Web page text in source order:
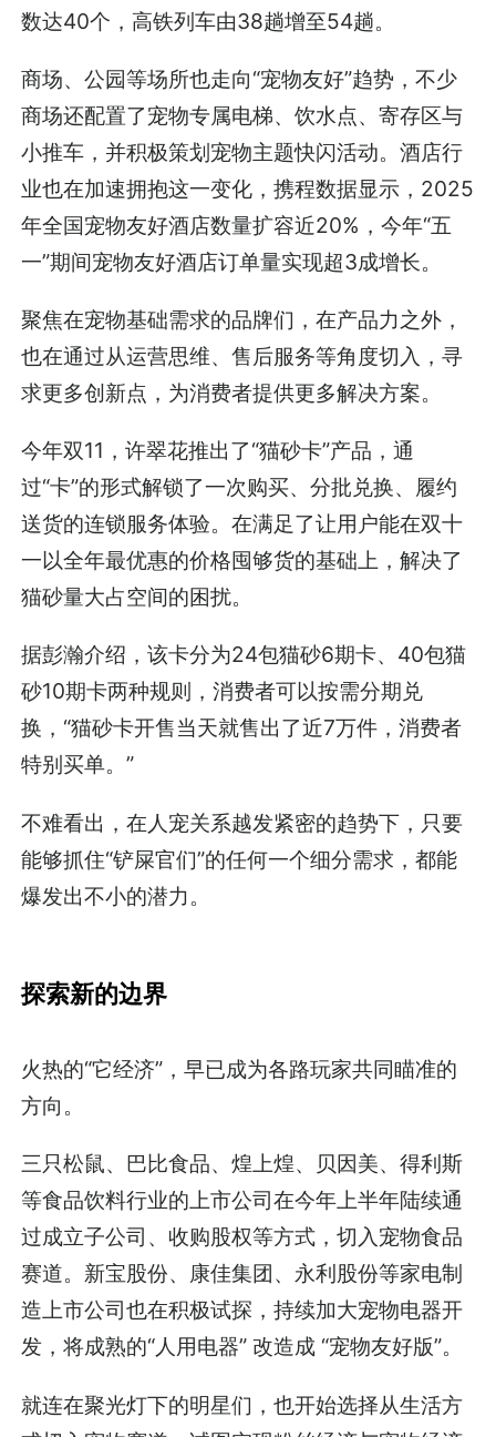
数达40个，高铁列车由38趟增至54趟。
商场、公园等场所也走向“宠物友好”趋势，不少
商场还配置了宠物专属电梯、饮水点、寄存区与
小推车，并积极策划宠物主题快闪活动。酒店行
业也在加速拥抱这一变化，携程数据显示，2025
年全国宠物友好酒店数量扩容近20%，今年“五
一”期间宠物友好酒店订单量实现超3成增长。
聚焦在宠物基础需求的品牌们，在产品力之外，
也在通过从运营思维、售后服务等角度切入，寻
求更多创新点，为消费者提供更多解决方案。
今年双11，许翠花推出了“猫砂卡”产品，通
过“卡”的形式解锁了一次购买、分批兑换、履约
送货的连锁服务体验。在满足了让用户能在双十
一以全年最优惠的价格囤够货的基础上，解决了
猫砂量大占空间的困扰。
据彭瀚介绍，该卡分为24包猫砂6期卡、40包猫
砂10期卡两种规则，消费者可以按需分期兑
换，“猫砂卡开售当天就售出了近7万件，消费者
特别买单。”
不难看出，在人宠关系越发紧密的趋势下，只要
能够抓住“铲屎官们”的任何一个细分需求，都能
爆发出不小的潜力。
探索新的边界
火热的“它经济”，早已成为各路玩家共同瞄准的
方向。
三只松鼠、巴比食品、煌上煌、贝因美、得利斯
等食品饮料行业的上市公司在今年上半年陆续通
过成立子公司、收购股权等方式，切入宠物食品
赛道。新宝股份、康佳集团、永利股份等家电制
造上市公司也在积极试探，持续加大宠物电器开
发，将成熟的“人用电器” 改造成 “宠物友好版”。
就连在聚光灯下的明星们，也开始选择从生活方